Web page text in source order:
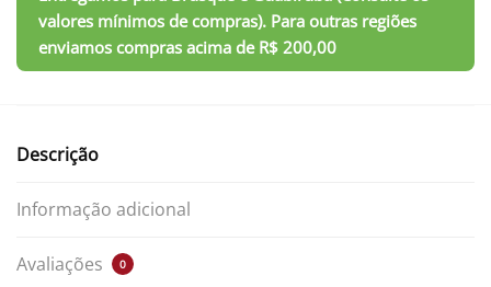
Descrição
Informação adicional
Avaliações 0